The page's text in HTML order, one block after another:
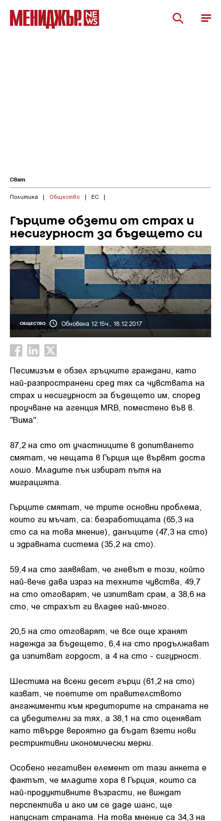
Свят
Политика | Общество | ЕС |
Гърците обзети от страх и
несигурност за бъдещето си
ОБЩЕСТВО Обновена 12:15ч., 18.12.2017
Shutterstock
Песимизъм е обзел гръцките граждани, като
най-разпространени сред тях са чувствата на
страх и несигурност за бъдещето им, според
проучване на агенция MRB, поместено във в.
"Вима".
87,2 на сто от участниците в допитването
смятат, че нещата в Гърция ще вървят доста
лошо. Младите пък избират пътя на
миграцията.
Гърците смятат, че трите основни проблема,
които ги мъчат, са: безработицата (65,3 на
сто са на това мнение), данъците (47,3 на сто)
и здравната система (35,2 на сто).
59,4 на сто заявяват, че гневът е този, който
най-вече дава израз на техните чувства, 49,7
на сто отговарят, че изпитват срам, а 38,6 на
сто, че страхът ги владее най-много.
20,5 на сто отговарят, че все още хранят
надежда за бъдещето, 6,4 на сто продължават
да изпитват гордост, а 4 на сто - сигурност.
Шестима на всеки десет гърци (61,2 на сто)
казват, че поетите от правителството
ангажименти към кредиторите на страната не
са убедителни за тях, а 38,1 на сто оценяват
като твърде вероятно да бъдат взети нови
рестриктивни икономически мерки.
Особено негативен елемент от тази анкета е
фактът, че младите хора в Гърция, които са
най-продуктивните възрасти, не виждат
перспектива и ако им се даде шанс, ще
напуснат страната. На това мнение са 34,3 на